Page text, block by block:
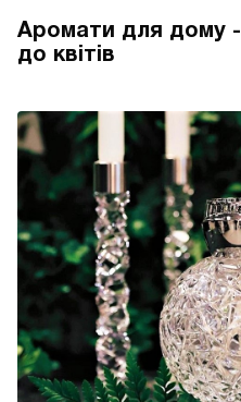
Аромати для дому
до квітів